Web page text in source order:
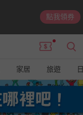
點我領券
家居 旅遊